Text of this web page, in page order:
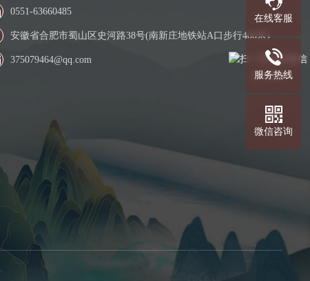
0551-63660485
安徽省合肥市蜀山区史河路38号(南新庄地铁站A口步行400米)
375079464@qq.com
关注我们
在线客服
服务热线
微信咨询